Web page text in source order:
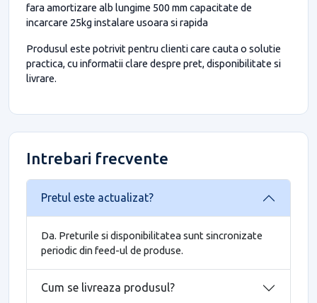
fara amortizare alb lungime 500 mm capacitate de
incarcare 25kg instalare usoara si rapida
Produsul este potrivit pentru clienti care cauta o solutie
practica, cu informatii clare despre pret, disponibilitate si
livrare.
Intrebari frecvente
Pretul este actualizat?
Da. Preturile si disponibilitatea sunt sincronizate
periodic din feed-ul de produse.
Cum se livreaza produsul?